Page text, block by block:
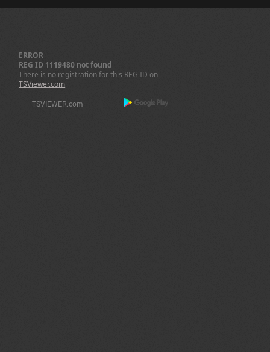
ERROR
REG ID 1119480 not found
There is no registration for this REG ID on
TSViewer.com